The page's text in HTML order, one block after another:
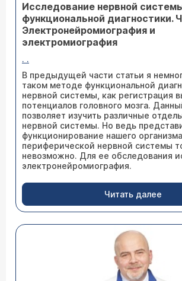
Исследование нервной
функциональной диагностики.
Электронейромиография и
электромиография
. .
В предыдущей части статьи я
таком методе функциональной
нервной системы, как регистрация
потенциалов головного мозга.
позволяет изучить различные
нервной системы. Но ведь
функционирование нашего
периферической нервной системы
невозможно. Для ее обследования
электронейромиография.
Читать далее